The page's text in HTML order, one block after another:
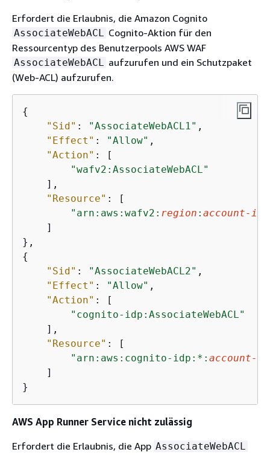
Erfordert die Erlaubnis, die Amazon Cognito
AssociateWebACL
Cognito-Aktion für den
Ressourcentyp des Benutzerpools AWS WAF
AssociateWebACL
aufzurufen und ein Schutzpaket
(Web-ACL) aufzurufen.
{
"Sid" : "AssociateWebACL1" ,
"Effect" : "Allow" ,
"Action" : [
"wafv2:AssociateWebACL"
    ],
"Resource" : [
"arn:aws:wafv2: region : account-id
    ]
{
"Sid" : "AssociateWebACL2" ,
"Effect" : "Allow" ,
"Action" : [
"cognito-idp:AssociateWebACL"
    ],
"Resource" : [
"arn:aws:cognito-idp:*: account-id
    ]
}
AWS App Runner Service nicht zulässig
Erfordert die Erlaubnis, die App AssociateWebACL